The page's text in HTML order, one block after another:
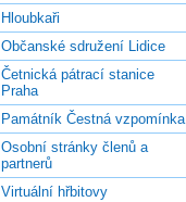
Hloubkaři
Občanské sdružení Lidice
Četnická pátrací stanice
Praha
Památník Čestná vzpomínka
Osobní stránky členů a
partnerů
Virtuální hřbitovy